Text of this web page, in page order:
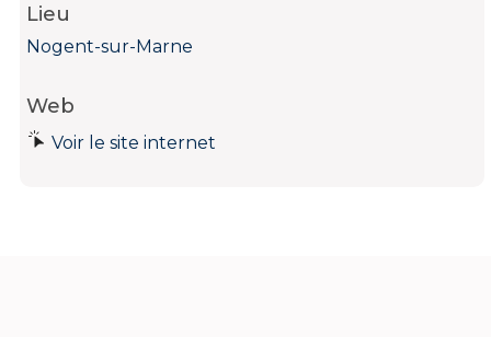
Lieu
Nogent-sur-Marne
Web
Voir le site internet